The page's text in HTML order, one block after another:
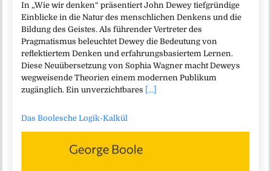
In „Wie wir denken“ präsentiert John Dewey tiefgründige
Einblicke in die Natur des menschlichen Denkens und die
Bildung des Geistes. Als führender Vertreter des
Pragmatismus beleuchtet Dewey die Bedeutung von
reflektiertem Denken und erfahrungsbasiertem Lernen.
Diese Neuübersetzung von Sophia Wagner macht Deweys
wegweisende Theorien einem modernen Publikum
zugänglich. Ein unverzichtbares [...]
Das Boolesche Logik-Kalkül